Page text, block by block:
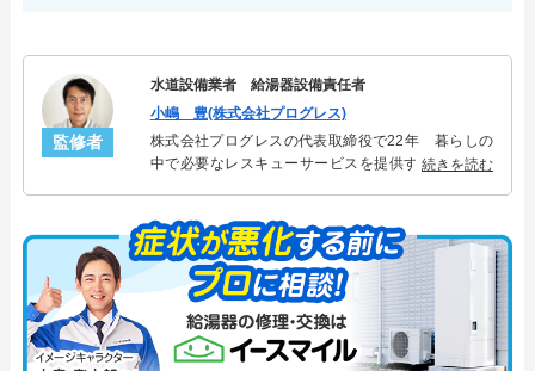
監修者
水道設備業者 給湯器設備責任者
小嶋 豊(株式会社プログレス)
株式会社プログレスの代表取締役で22年 暮らしの
中で必要なレスキューサービスを提供する株式会社
決。多くのお客様に信頼される「給湯器」のスペシ
ャリスト。
続きを読む